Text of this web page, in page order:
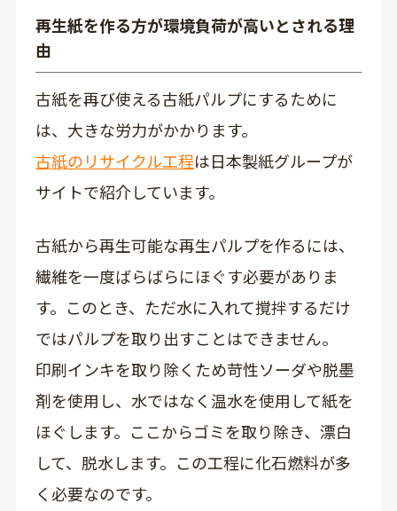
再生紙を作る方が環境負荷が高いとされる理
由
古紙を再び使える古紙パルプにするために
は、大きな労力がかかります。
古紙のリサイクル工程は日本製紙グループが
サイトで紹介しています。
古紙から再生可能な再生パルプを作るには、
繊維を一度ばらばらにほぐす必要がありま
す。このとき、ただ水に入れて撹拌するだけ
ではパルプを取り出すことはできません。
印刷インキを取り除くため苛性ソーダや脱墨
剤を使用し、水ではなく温水を使用して紙を
ほぐします。ここからゴミを取り除き、漂白
して、脱水します。この工程に化石燃料が多
く必要なのです。